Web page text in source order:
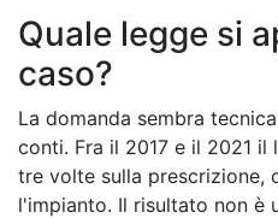
Quale legge si
caso?
La domanda sembra
conti. Fra il 2017 e il 2021
tre volte sulla prescrizione,
l'impianto. Il risultato non è